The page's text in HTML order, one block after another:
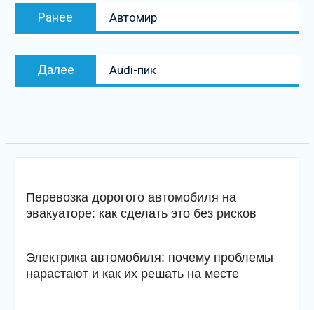
Ранее
Предыдущая
запись:
Автомир
Далее
Следующая
запись
Audi-пик
Перевозка дорогого автомобиля на
эвакуаторе: как сделать это без рисков
Электрика автомобиля: почему проблемы
нарастают и как их решать на месте